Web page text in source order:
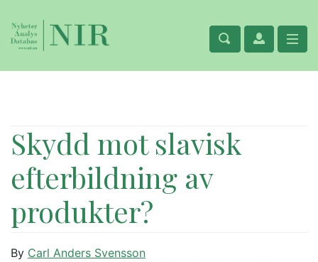
Skydd mot slavisk
efterbildning av
produkter?
By Carl Anders Svensson